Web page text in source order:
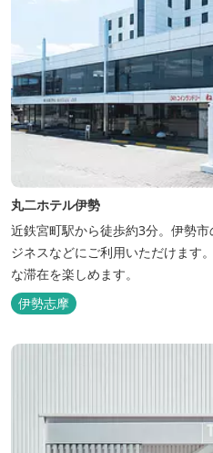
丸二ホテル伊勢
近鉄宮町駅から徒歩約3分。伊勢
ジネスなどにご利用いただけます
な滞在を楽しめます。
伊勢志摩